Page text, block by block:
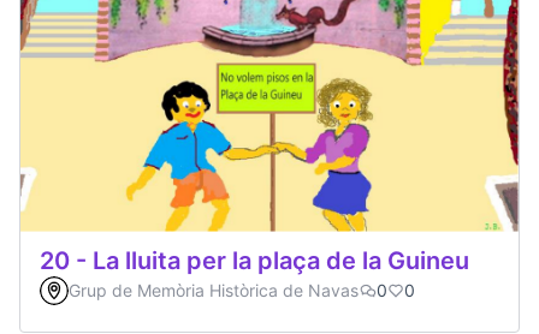
20 - La lluita per la plaça de la Guineu
Grup de Memòria Històrica de Navas 0 0